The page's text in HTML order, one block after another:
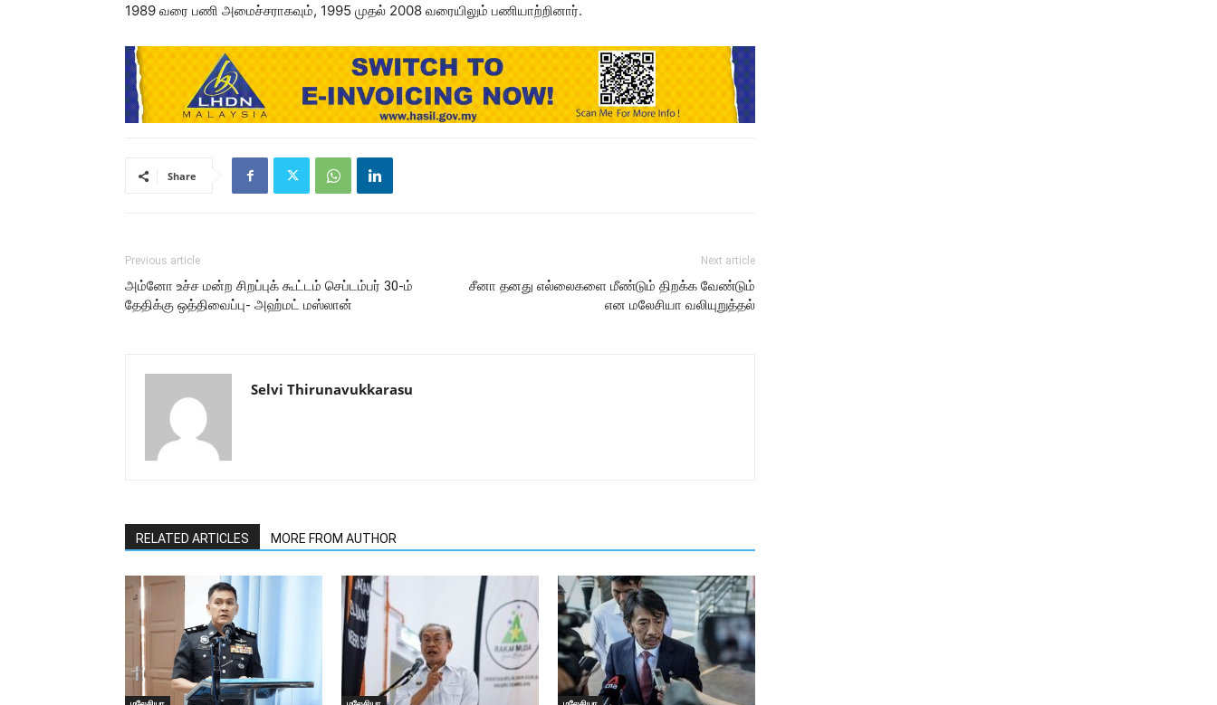
1989 வரை பணி அமைச்சராகவும், 1995 முதல் 2008 வரையிலும் பணியாற்றினார்.
Share
Previous article
அம்னோ உச்ச மன்ற சிறப்புக் கூட்டம் செப்டம்பர் 30-ம்
தேதிக்கு ஒத்திவைப்பு- அஹ்மட் மஸ்லான்
Next article
சீனா தனது எல்லைகளை மீண்டும் திறக்க வேண்டும்
என மலேசியா வலியுறுத்தல்
Selvi Thirunavukkarasu
RELATED ARTICLES MORE FROM AUTHOR